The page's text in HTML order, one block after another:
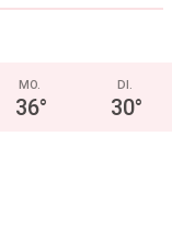
MO.
36°
DI.
30°